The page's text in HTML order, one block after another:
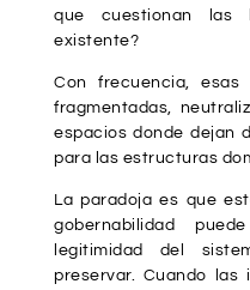
que cuestionan las
existente?
Con frecuencia, esas
fragmentadas,
espacios donde dejan
para las estructuras
La paradoja es que
gobernabilidad
legitimidad del
preservar. Cuando las